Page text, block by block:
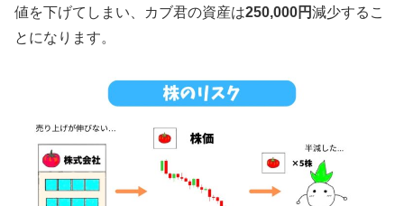
値を下げてしまい、カブ君の資産は250,000円減少するこ
とになります。